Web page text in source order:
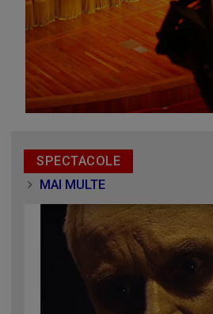
SPECTACOLE
MAI MULTE